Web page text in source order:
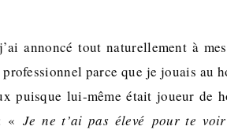
annoncé tout naturellement à
parce que je jouais au
puisque lui-même était joueur de
: «Je ne t’ai pas élevé pour te